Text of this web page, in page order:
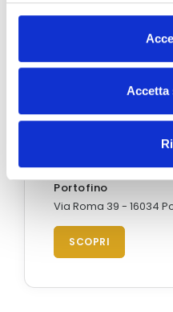
Accetta
Portofino
Via Roma 39 - 16034
SCOPRI